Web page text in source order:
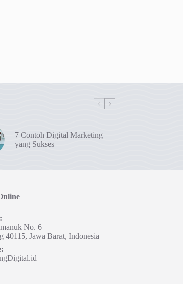
7 Contoh Digital Marketing
yang Sukses
No. 6
40115, Jawa Barat, Indonesia